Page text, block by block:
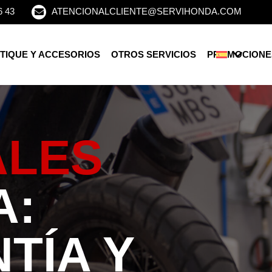
43 ATENCIONALCLIENTE@SERVIHONDA.COM
Y ACCESORIOS OTROS SERVICIOS
Y